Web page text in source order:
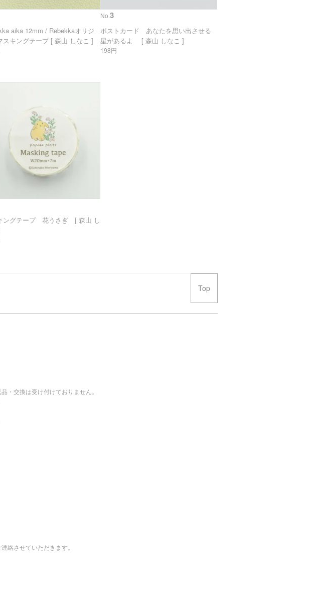
aika 12mm / Rebekkaオリジ
スキングテープ [ 森山 しなこ ]
No. 3
ポストカード あなたを思い出させる
星があるよ [ 森山 しなこ ]
198円
ングテープ 花うさぎ [ 森山 し
Top
・交換は受け付けておりません。
絡させていただきます。